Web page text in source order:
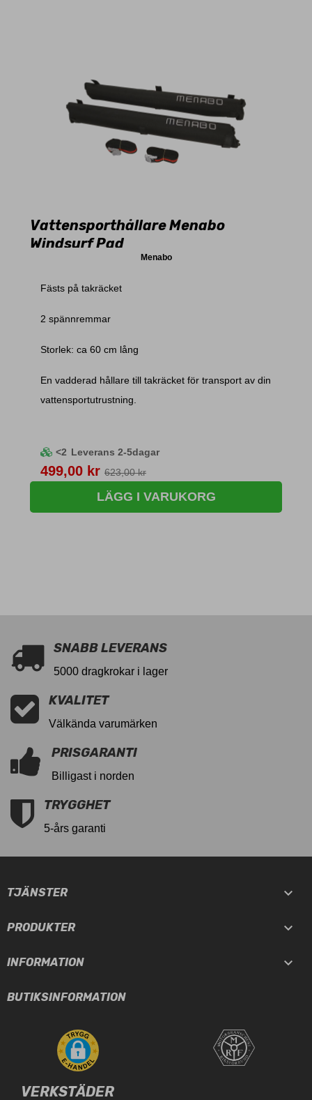
Vattensporthållare Menabo
Windsurf Pad
Menabo
Fästs på takräcket
2 spännremmar
Storlek: ca 60 cm lång
En vadderad hållare till takräcket för transport av din
vattensportutrustning.
<2 Leverans 2-5dagar
Pris
499,00 kr 623,00 kr
LÄGG I VARUKORG
SNABB LEVERANS
5000 dragkrokar i lager
KVALITET
Välkända varumärken
PRISGARANTI
Billigast i norden
TRYGGHET
5-års garanti
TJÄNSTER 
PRODUKTER 
INFORMATION 
BUTIKSINFORMATION
VERKSTÄDER